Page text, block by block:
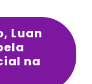
Luan
na